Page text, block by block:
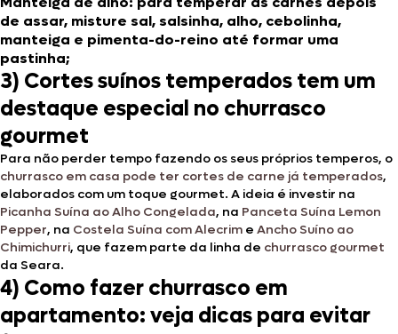
de assar, misture sal, salsinha, alho, cebolinha,
manteiga e pimenta-do-reino até formar uma
pastinha;
3) Cortes suínos temperados tem um
destaque especial no churrasco
gourmet
Para não perder tempo fazendo os seus próprios temperos, o
churrasco em casa pode ter cortes de carne já temperados,
elaborados com um toque gourmet. A ideia é investir na
Picanha Suína ao Alho Congelada, na Panceta Suína Lemon
Pepper, na Costela Suína com Alecrim e Ancho Suíno ao
Chimichurri, que fazem parte da linha de churrasco gourmet
da Seara.
4) Como fazer churrasco em
apartamento: veja dicas para evitar